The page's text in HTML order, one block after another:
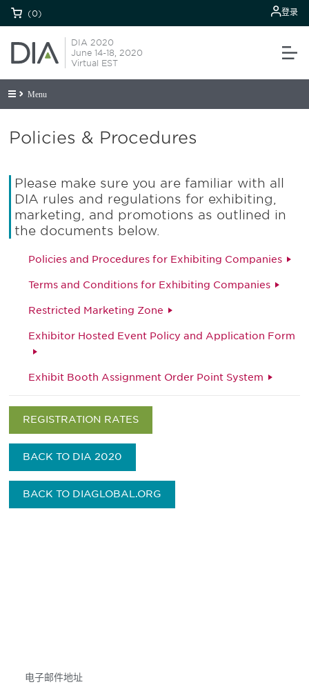
(0) 登录
DIA 2020
June 14-18, 2020
Virtual EST
Menu
Policies & Procedures
Please make sure you are familiar with all
DIA rules and regulations for exhibiting,
marketing, and promotions as outlined in
the documents below.
Policies and Procedures for Exhibiting Companies
Terms and Conditions for Exhibiting Companies
Restricted Marketing Zone
Exhibitor Hosted Event Policy and Application Form
Exhibit Booth Assignment Order Point System
REGISTRATION RATES
BACK TO DIA 2020
BACK TO DIAGLOBAL.ORG